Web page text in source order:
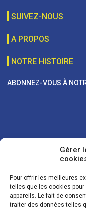
Gérer
Pour offrir les meilleures
telles que les cookies
appareils. Le fait de
traiter des données telles
SUIVEZ-NOUS
A PROPOS
NOTRE HISTOIRE
ABONNEZ-VOUS À